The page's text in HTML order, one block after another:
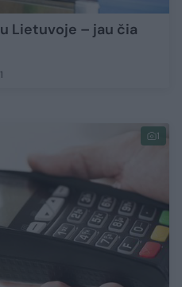
Lietuvoje – jau čia
1